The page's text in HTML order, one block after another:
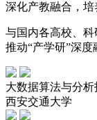
深化产教融合，
与国内各高校、科
推动“产学研”深度
大数据算法与分
西安交通大学